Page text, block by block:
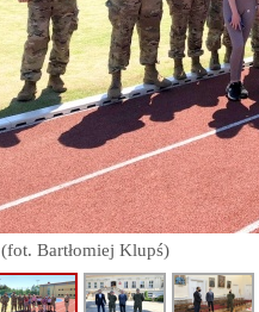
(fot. Bartłomiej Klupś)